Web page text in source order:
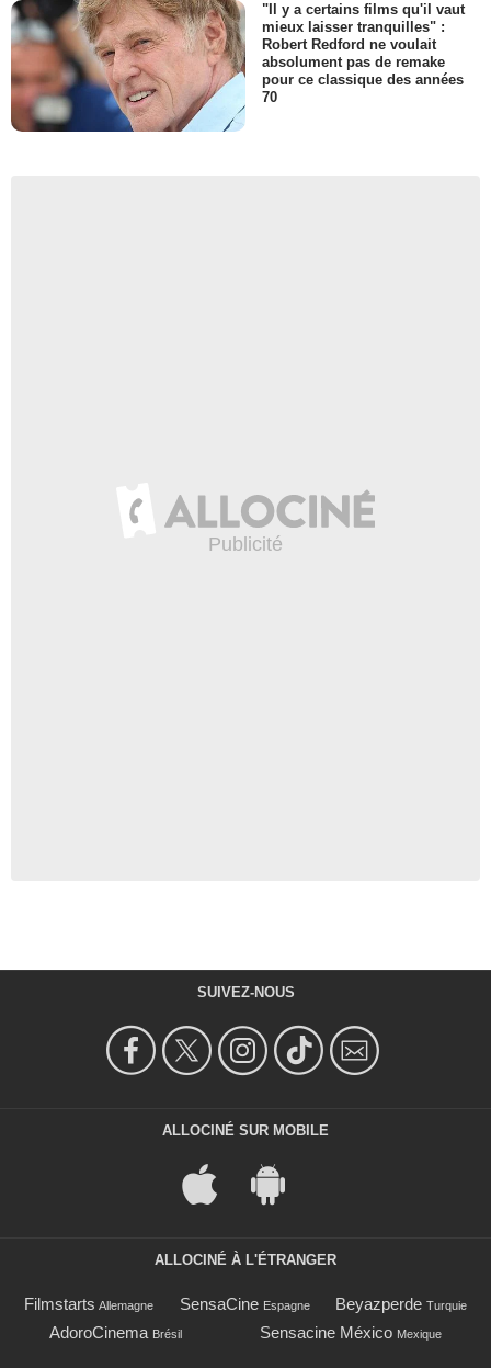
"Il y a certains films qu'il vaut
mieux laisser tranquilles" :
Robert Redford ne voulait
absolument pas de remake
pour ce classique des années
70
SUIVEZ-NOUS
ALLOCINÉ SUR MOBILE
ALLOCINÉ À L'ÉTRANGER
Filmstarts Allemagne SensaCine Espagne Beyazperde Turquie
AdoroCinema Brésil Sensacine México Mexique